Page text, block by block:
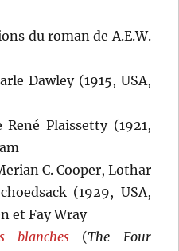
du roman de A.E.W.
Dawley (1915, USA,
René Plaissetty (1921,
C. Cooper, Lothar
(1929, USA,
et Fay Wray
blanches(The Four